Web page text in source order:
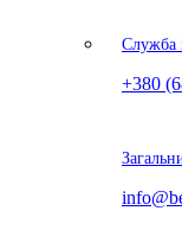
Служба
+380